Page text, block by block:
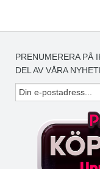
PRENUMERERA PÅ
DEL AV VÅRA